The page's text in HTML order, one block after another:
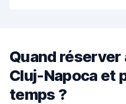
Quand réserver
Cluj-Napoca et
temps ?